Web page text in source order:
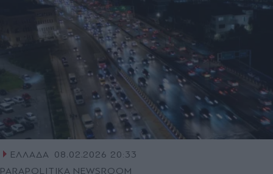
ΕΛΛΑΔΑ 08.02.2026 20:33
PARAPOLITIKA NEWSROOM